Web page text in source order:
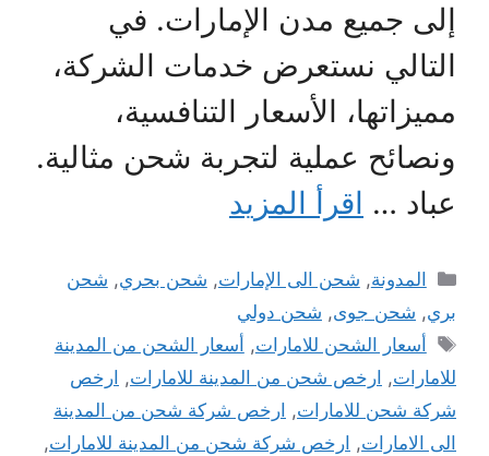
إلى جميع مدن الإمارات. في
التالي نستعرض خدمات الشركة،
مميزاتها، الأسعار التنافسية،
ونصائح عملية لتجربة شحن مثالية.
عباد … اقرأ المزيد
التصنيفات
المدونة, شحن الى الإمارات, شحن بحري, شحن
بري, شحن جوى, شحن دولي
الوسوم
أسعار الشحن للامارات, أسعار الشحن من المدينة
للامارات, ارخص شحن من المدينة للامارات, ارخص
شركة شحن للامارات, ارخص شركة شحن من المدينة
الى الامارات, ارخص شركة شحن من المدينة للامارات,